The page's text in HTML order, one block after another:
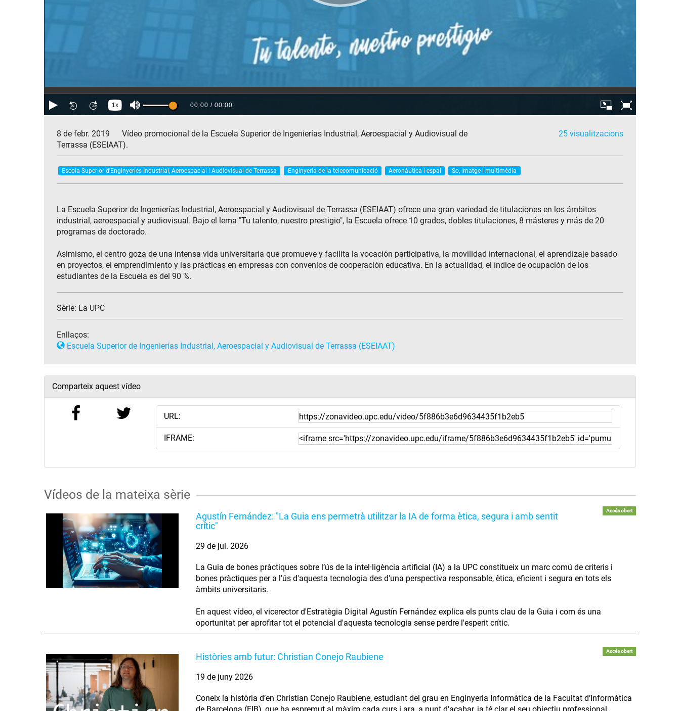
8 de febr. 2019
Vídeo promocional de la Escuela Superior de Ingenierías Industrial, Aeroespacial y Audiovisual de
Terrassa (ESEIAAT).
25 visualitzacions
Escola Superior d'Enginyeries Industrial, Aeroespacial i Audiovisual de Terrassa Enginyeria de la telecomunicació Aeronàutica i espai So, imatge i multimèdia
La Escuela Superior de Ingenierías Industrial, Aeroespacial y Audiovisual de Terrassa (ESEIAAT) ofrece una gran variedad de titulaciones en los ámbitos
industrial, aeroespacial y audiovisual. Bajo el lema "Tu talento, nuestro prestigio", la Escuela ofrece 10 grados, dobles titulaciones, 8 másteres y más de 20
programas de doctorado.
Asimismo, el centro goza de una intensa vida universitaria que promueve y facilita la vocación participativa, la movilidad internacional, el aprendizaje basado
en proyectos, el emprendimiento y las prácticas en empresas con convenios de cooperación educativa. En la actualidad, el índice de ocupación de los
estudiantes de la Escuela es del 90 %.
Sèrie: La UPC
Enllaços:
Escuela Superior de Ingenierías Industrial, Aeroespacial y Audiovisual de Terrassa (ESEIAAT)
Comparteix aquest vídeo
URL:
IFRAME:
Vídeos de la mateixa sèrie
Agustín Fernández: "La Guia ens permetrà utilitzar la IA de forma ètica, segura i amb sentit
crític"
Accés obert
29 de jul. 2026
La Guia de bones pràctiques sobre l’ús de la intel·ligència artificial (IA) a la UPC constitueix un marc comú de criteris i
bones pràctiques per a l’ús d'aquesta tecnologia des d'una perspectiva responsable, ètica, eficient i segura en tots els
àmbits universitaris.
En aquest vídeo, el vicerector d'Estratègia Digital Agustín Fernández explica els punts clau de la Guia i com és una
oportunitat per aprofitar tot el potencial d'aquesta tecnologia sense perdre l'esperit crític.
Històries amb futur: Christian Conejo Raubiene
Accés obert
19 de juny 2026
Coneix la història d’en Christian Conejo Raubiene, estudiant del grau en Enginyeria Informàtica de la Facultat d’Informàtica